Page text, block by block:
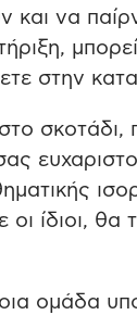
και να
στην
ίδιοι,
ομάδα